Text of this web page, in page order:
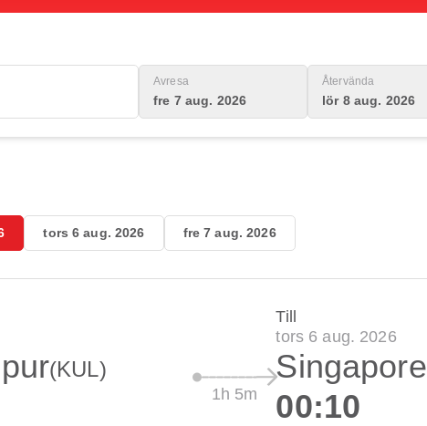
Avresa
fre 7 aug. 2026
Återvända
lör 8 aug. 2026
tors 6 aug. 2026 fre 7 aug. 2026
(KUL)
1h 5m
Till
tors 6 aug. 2026
Singapore
00:10